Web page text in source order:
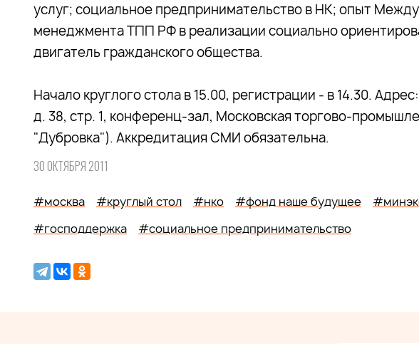
услуг; социальное предпринимательство в НК; опыт
менеджмента ТПП РФ в реализации социально
двигатель гражданского общества.
Начало круглого стола в 15.00, регистрации - в 14.30.
д. 38, стр. 1, конференц-зал, Московская торгово-
"Дубровка"). Аккредитация СМИ обязательна.
30 ОКТЯБРЯ 2011
#москва #круглый стол #нко #фонд наше будущее
#господдержка
#социальное предпринимательство